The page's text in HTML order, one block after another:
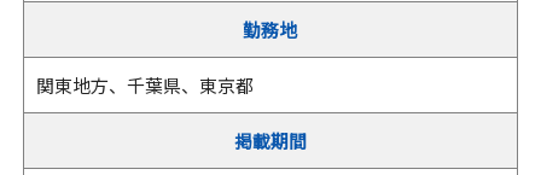
勤務地
関東地方、千葉県、東京都
掲載期間